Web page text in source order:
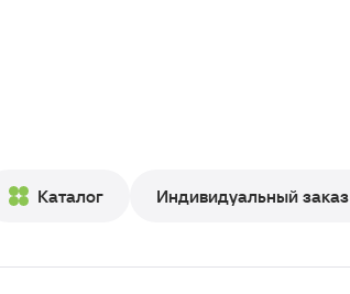
Каталог Индивидуальный заказ